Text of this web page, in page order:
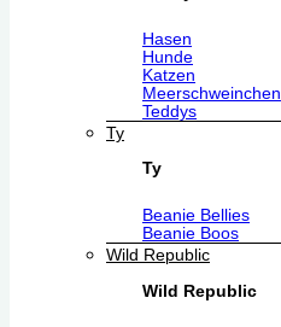
Hasen
Hunde
Katzen
Meerschweinchen
Teddys
Ty
Ty
Beanie Bellies
Beanie Boos
Wild Republic
Wild Republic